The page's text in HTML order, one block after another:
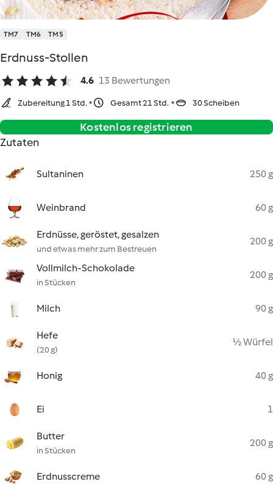
TM7 TM6 TM5
Erdnuss-Stollen
4.6 13 Bewertungen
Zubereitung 1 Std. Gesamt 21 Std. 30 Scheiben
Kostenlos registrieren
Zutaten
Sultaninen 250 g
Weinbrand 60 g
Erdnüsse, geröstet, gesalzen
und etwas mehr zum Bestreuen
200 g
Vollmilch-Schokolade
in Stücken
200 g
Milch 90 g
Hefe
(20 g)
½ Würfel
Honig 40 g
Ei 1
Butter
in Stücken
200 g
Erdnusscreme 60 g